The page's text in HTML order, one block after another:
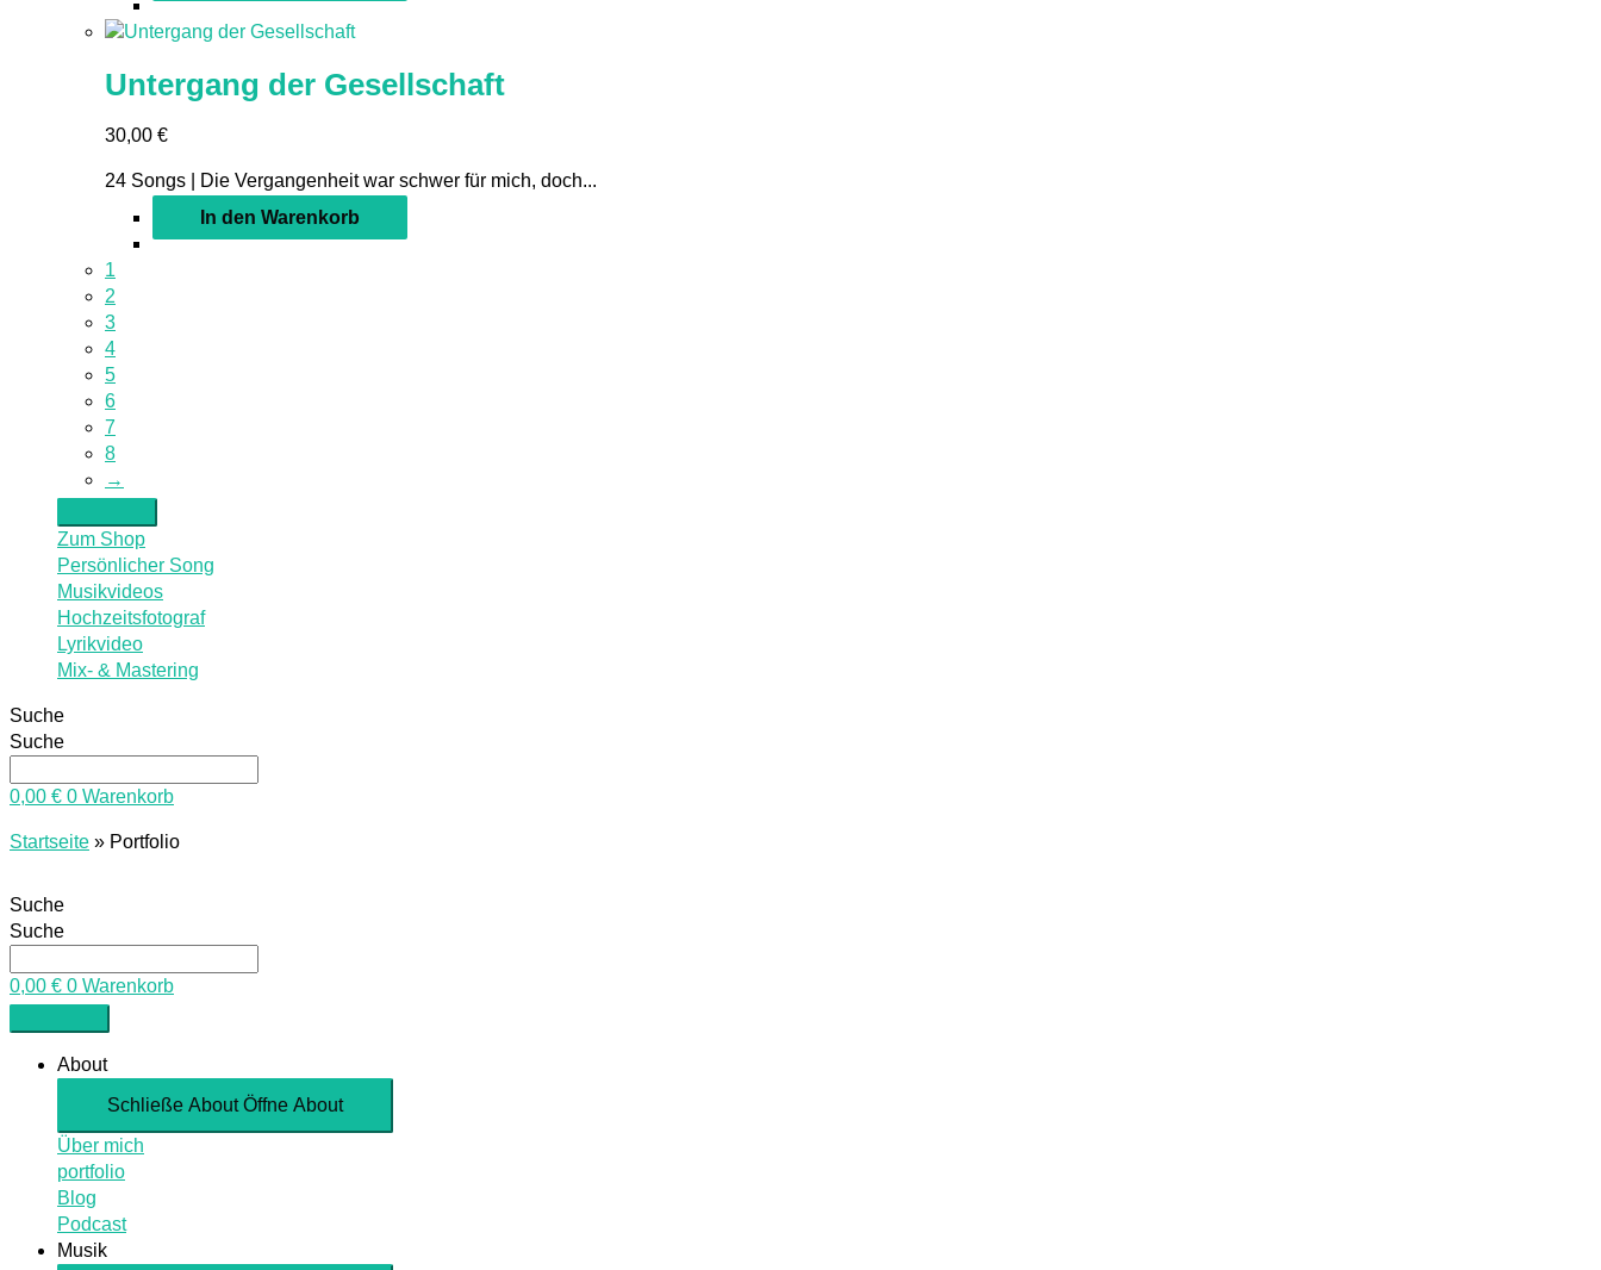
Untergang der Gesellschaft
30,00 €
24 Songs | Die Vergangenheit war schwer für mich, doch...
In den Warenkorb
1
2
3
4
5
6
7
8
→
Zum Shop
Persönlicher Song
Musikvideos
Hochzeitsfotograf
Lyrikvideo
Mix- & Mastering
Suche
Suche
0,00 € 0 Warenkorb
Startseite » Portfolio
Suche
Suche
0,00 € 0 Warenkorb
About
Schließe About Öffne About
Über mich
portfolio
Blog
Podcast
Musik